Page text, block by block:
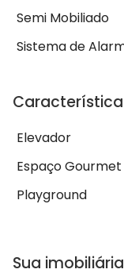
Semi Mobiliado
Sistema de
Elevador
Espaço Gourmet
Playground
Sua